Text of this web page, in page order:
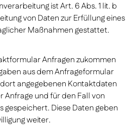
ist Art. 6 Abs. 1 lit. b
von Daten zur Erfüllung eines
Maßnahmen gestattet.
Anfragen zukommen
aus dem Anfrageformular
angegebenen Kontaktdaten
Anfrage und für den Fall von
gespeichert. Diese Daten geben
weiter.